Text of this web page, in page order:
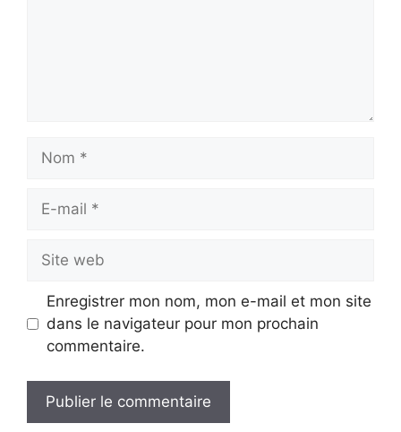
Nom
Site
web
Enregistrer mon nom, mon e-mail et mon site
dans le navigateur pour mon prochain
commentaire.